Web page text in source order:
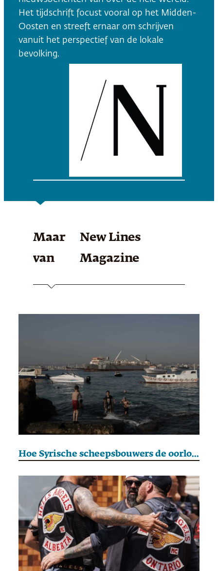
Het tijdschrift focust vooral op het Midden-
Oosten en streeft ernaar om schrijven
vanuit het perspectief van de lokale
bevolking.
Maar
van
New Lines
Magazine
Hoe Syrische scheepsbouwers de oorlog hebben doorstaan